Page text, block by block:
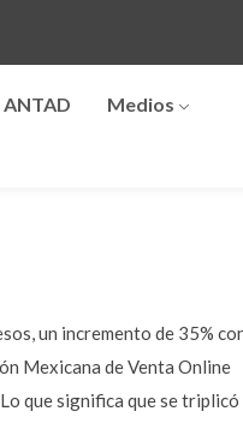
ANTAD
Medios
un incremento de 35%
Mexicana de Venta Online
que significa que se triplicó